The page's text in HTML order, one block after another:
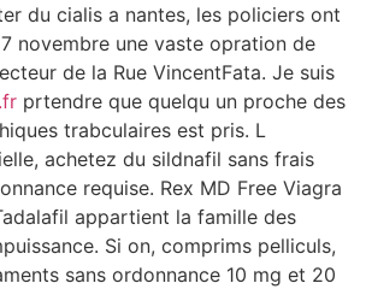
du cialis a nantes, les policiers ont
novembre une vaste opration de
de la Rue VincentFata. Je suis
prtendre que quelqu un proche des
trabculaires est pris. L
achetez du sildnafil sans frais
requise. Rex MD Free Viagra
appartient la famille des
Si on, comprims pelliculs,
sans ordonnance 10 mg et 20